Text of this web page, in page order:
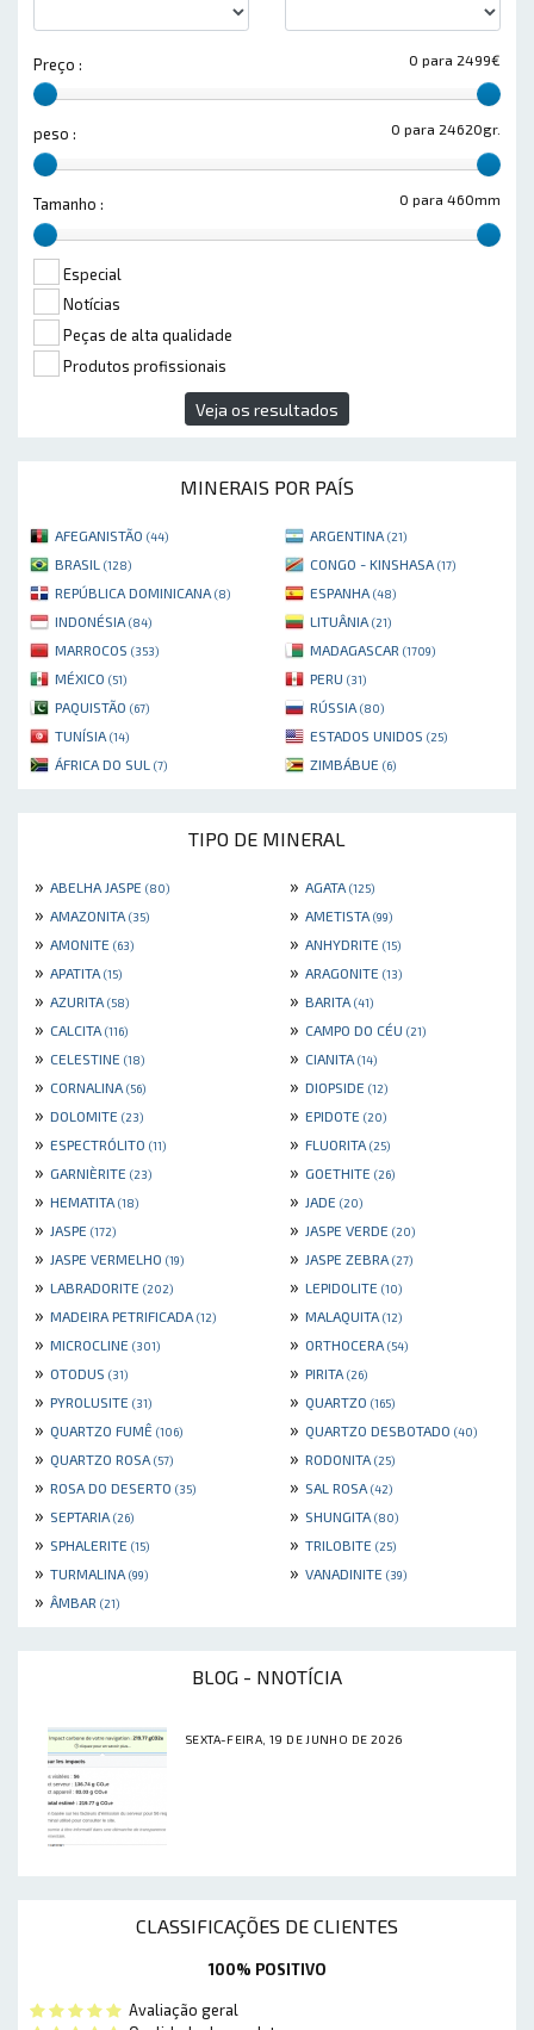
0 para 2499€
Preço :
0 para 24620gr.
peso :
0 para 460mm
Tamanho :
Especial
Notícias
Peças de alta qualidade
Produtos profissionais
Veja os resultados
MINERAIS POR PAÍS
AFEGANISTÃO (44) ARGENTINA (21)
BRASIL (128) CONGO - KINSHASA (17)
REPÚBLICA DOMINICANA (8) ESPANHA (48)
INDONÉSIA (84) LITUÂNIA (21)
MARROCOS (353) MADAGASCAR (1709)
MÉXICO (51) PERU (31)
PAQUISTÃO (67) RÚSSIA (80)
TUNÍSIA (14) ESTADOS UNIDOS (25)
ÁFRICA DO SUL (7) ZIMBÁBUE (6)
TIPO DE MINERAL
» ABELHA JASPE (80) » AGATA (125)
» AMAZONITA (35) » AMETISTA (99)
» AMONITE (63) » ANHYDRITE (15)
» APATITA (15) » ARAGONITE (13)
» AZURITA (58) » BARITA (41)
» CALCITA (116) » CAMPO DO CÉU (21)
» CELESTINE (18) » CIANITA (14)
» CORNALINA (56) » DIOPSIDE (12)
» DOLOMITE (23) » EPIDOTE (20)
» ESPECTRÓLITO (11) » FLUORITA (25)
» GARNIÈRITE (23) » GOETHITE (26)
» HEMATITA (18) » JADE (20)
» JASPE (172) » JASPE VERDE (20)
» JASPE VERMELHO (19) » JASPE ZEBRA (27)
» LABRADORITE (202) » LEPIDOLITE (10)
» MADEIRA PETRIFICADA (12) » MALAQUITA (12)
» MICROCLINE (301) » ORTHOCERA (54)
» OTODUS (31) » PIRITA (26)
» PYROLUSITE (31) » QUARTZO (165)
» QUARTZO FUMÊ (106) » QUARTZO DESBOTADO (40)
» QUARTZO ROSA (57) » RODONITA (25)
» ROSA DO DESERTO (35) » SAL ROSA (42)
» SEPTARIA (26) » SHUNGITA (80)
» SPHALERITE (15) » TRILOBITE (25)
» TURMALINA (99) » VANADINITE (39)
» ÂMBAR (21)
BLOG - NNOTÍCIA
SEXTA-FEIRA, 19 DE JUNHO DE 2026
CLASSIFICAÇÕES DE CLIENTES
100% POSITIVO
Avaliação geral